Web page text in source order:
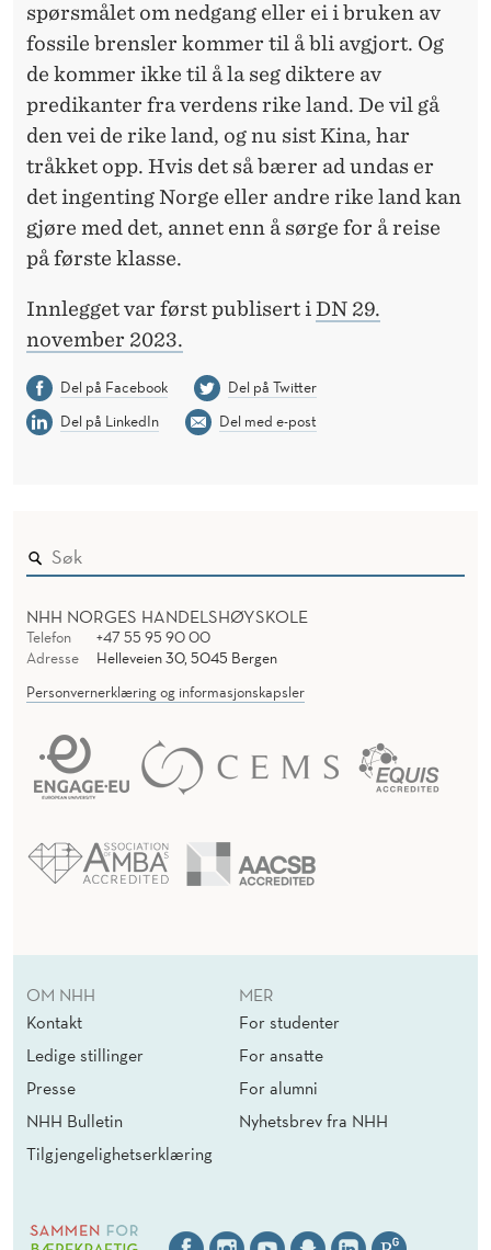
spørsmålet om nedgang eller ei i bruken av
fossile brensler kommer til å bli avgjort. Og
de kommer ikke til å la seg diktere av
predikanter fra verdens rike land. De vil gå
den vei de rike land, og nu sist Kina, har
tråkket opp. Hvis det så bærer ad undas er
det ingenting Norge eller andre rike land kan
gjøre med det, annet enn å sørge for å reise
på første klasse.
Innlegget var først publisert i DN 29.
november 2023.
Del på Facebook
Del på Twitter
Del på LinkedIn
Del med e-post
NHH NORGES HANDELSHØYSKOLE
Telefon
+47 55 95 90 00
Adresse
Helleveien 30, 5045 Bergen
Personvernerklæring og informasjonskapsler
OM NHH
Kontakt
Ledige stillinger
Presse
NHH Bulletin
Tilgjengelighetserklæring
MER
For studenter
For ansatte
For alumni
Nyhetsbrev fra NHH